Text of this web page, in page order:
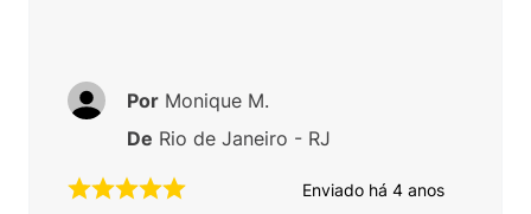
Enviado há 4 anos
Por Monique M.
De Rio de Janeiro - RJ